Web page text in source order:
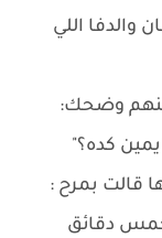
والدفا اللي
وضحك:
كده؟"
قالت بمرح :
دقائق